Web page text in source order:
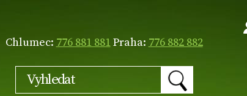
Chlumec: 776 881 881Praha: 776 882 882